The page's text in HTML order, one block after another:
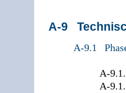
A-9
A-9.1
A-9.1.1
A-9.1.2